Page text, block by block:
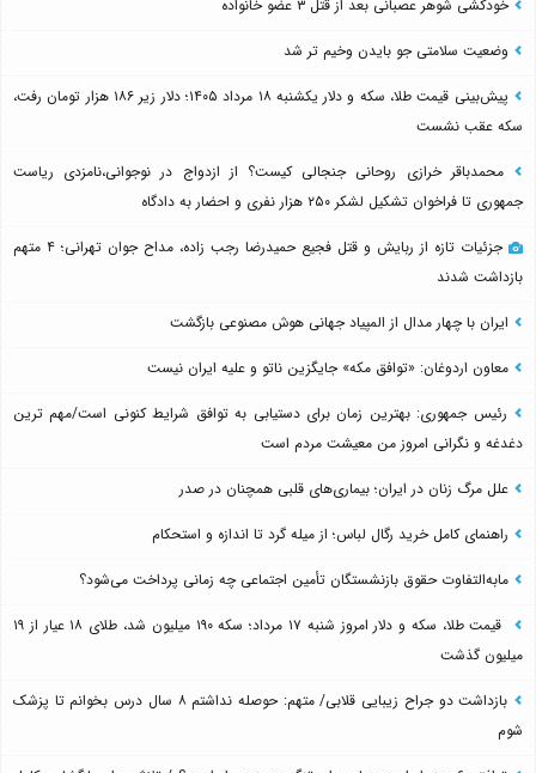
خودکشی شوهر عصبانی بعد از قتل ۳ عضو خانواده
وضعیت سلامتی جو بایدن وخیم تر شد
پیش‌بینی قیمت طلا، سکه و دلار یکشنبه ۱۸ مرداد ۱۴۰۵؛ دلار زیر ۱۸۶ هزار تومان رفت،
سکه عقب نشست
محمدباقر خرازی روحانی جنجالی کیست؟ از ازدواج در نوجوانی،نامزدی ریاست
جمهوری تا فراخوان تشکیل لشکر ۲۵۰ هزار نفری و احضار به دادگاه
جزئیات تازه از ربایش و قتل فجیع حمیدرضا رجب زاده، مداح جوان تهرانی؛ ۴ متهم
بازداشت شدند
ایران با چهار مدال از المپیاد جهانی هوش مصنوعی بازگشت
معاون اردوغان: «توافق مکه» جایگزین ناتو و علیه ایران نیست
رئیس جمهوری: بهترین زمان برای دستیابی به توافق شرایط کنونی است/مهم ترین
دغدغه و نگرانی امروز من معیشت مردم است
علل مرگ زنان در ایران؛ بیماری‌های قلبی همچنان در صدر
راهنمای کامل خرید رگال لباس؛ از میله گرد تا اندازه و استحکام
مابه‌التفاوت حقوق بازنشستگان تأمین اجتماعی چه زمانی پرداخت می‌شود؟
قیمت طلا، سکه و دلار امروز شنبه ۱۷ مرداد؛ سکه ۱۹۰ میلیون شد، طلای ۱۸ عیار از ۱۹
میلیون گذشت
بازداشت دو جراح زیبایی قلابی/ متهم: حوصله نداشتم ۸ سال درس بخوانم تا پزشک
شوم